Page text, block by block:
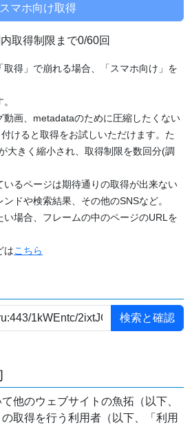
取得制限まで0/60回
得」で崩れる場合、「スマホ向け」を
動画、metadataのために圧縮したくない
けると取得をお試しいただけます。た
大きく縮小され、取得制限を数回分(調
るページは期待通りの取得が出来ない
ドや検索結果、その他のSNSなど。
場合、フレームの中のページのURLを
はこちら
他のウェブサイトの魚拓（以下、
の取得を行う利用者（以下、「利用